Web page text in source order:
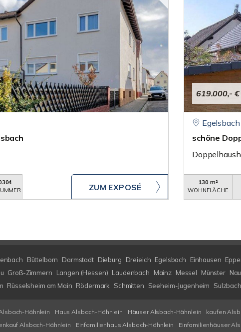
ZUM EXPOSÉ
619.000,- €
Egelsbach
schöne
130 m²
WOHNFLÄCHE
Büttelborn Darmstadt Dieburg Dreieich Egelsbach Einhausen
Groß-Zimmern Langen (Hessen) Laudenbach Mainz Messel Münster
Rüsselsheim am Main Rödermark Schmitten Seeheim-Jugenheim
Hähnlein Haus Alsbach-Hähnlein Häuser Alsbach-Hähnlein kaufen
Alsbach-Hähnlein Einfamilienhaus Alsbach-Hähnlein Einfamilienhäuser